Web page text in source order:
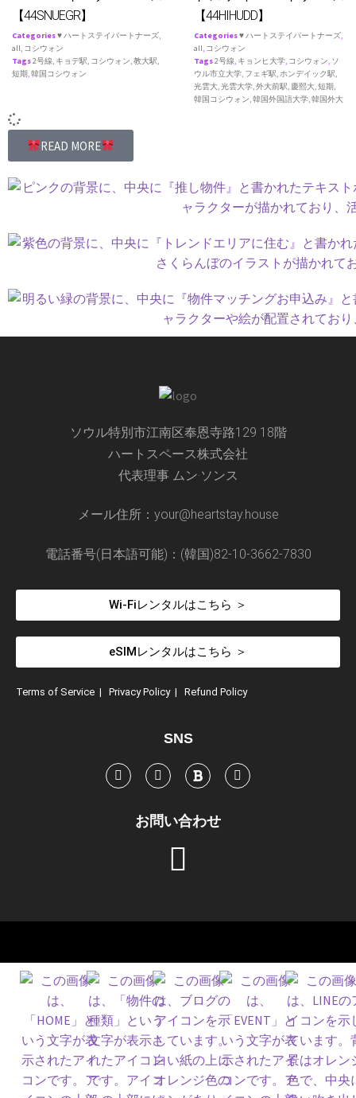
【44SNUEGR】
Categories♥ ハートステイパートナーズ,
all, コシウォン
Tags2号線, キョデ駅, コシウォン,教大駅,
短期,韓国コシウォン
【44HIHUDD】
Categories♥ ハートステイパートナーズ,
all, コシウォン
Tags2号線, キョンヒ大学, コシウォン, ソ
ウル市立大学, フェギ駅,ホンデイック駅,
光雲大,光雲大学,外大前駅, 慶熙大,短期,
韓国コシウォン,韓国外国語大学,韓国外大
READ MORE
ソウル特別市江南区奉恩寺路129 18階
ハートスペース株式会社
代表理事 ムン·ソンス
メール住所：your@heartstay.house
電話番号(日本語可能)：(韓国)82-10-3662-7830
Wi-Fiレンタルはこちら ＞
eSIMレンタルはこちら ＞
Terms of Service | Privacy Policy | Refund Policy
SNS
お問い合わせ